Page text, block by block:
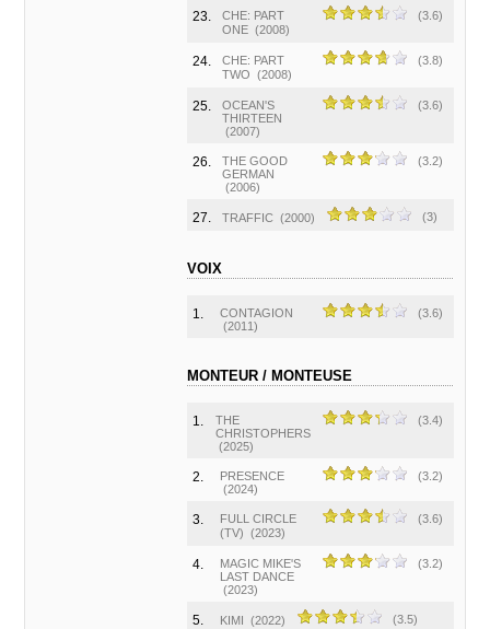
23.
CHE: PART
ONE (2008)
(3.6)
24.
CHE: PART
TWO (2008)
(3.8)
25.
OCEAN'S
THIRTEEN
(2007)
(3.6)
26.
THE GOOD
GERMAN
(2006)
(3.2)
27. TRAFFIC (2000) (3)
VOIX
1.
CONTAGION
(2011)
(3.6)
MONTEUR / MONTEUSE
1.
THE
CHRISTOPHERS
(2025)
(3.4)
2.
PRESENCE
(2024)
(3.2)
3.
FULL CIRCLE
(TV) (2023)
(3.6)
4.
MAGIC MIKE'S
LAST DANCE
(2023)
(3.2)
5. KIMI (2022) (3.5)